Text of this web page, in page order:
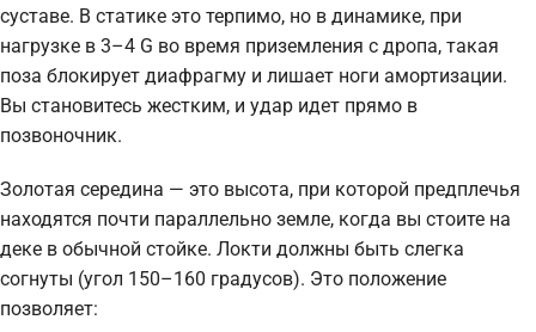
суставе. В статике это терпимо, но в динамике, при
нагрузке в 3–4 G во время приземления с дропа, такая
поза блокирует диафрагму и лишает ноги амортизации.
Вы становитесь жестким, и удар идет прямо в
позвоночник.
Золотая середина — это высота, при которой предплечья
находятся почти параллельно земле, когда вы стоите на
деке в обычной стойке. Локти должны быть слегка
согнуты (угол 150–160 градусов). Это положение
позволяет: